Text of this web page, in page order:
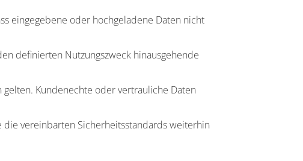
eingegebene oder hochgeladene Daten nicht
definierten Nutzungszweck hinausgehende
Kundenechte oder vertrauliche Daten
die vereinbarten Sicherheitsstandards weiterhin